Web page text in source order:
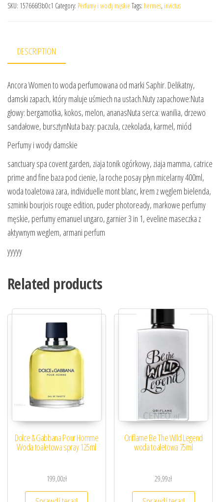
SKU: 157666f3b0c1 Category: Perfumy i wody męskie Tags: hermes, invictus
DESCRIPTION
Ancora Women to woda perfumowana od marki Saphir. Delikatny,
damski zapach, który maluje uśmiech na ustach.Nuty zapachowe:Nuta
głowy: bergamotka, kokos, melon, ananasNuta serca: wanilia, drzewo
sandałowe, bursztynNuta bazy: paczula, czekolada, karmel, miód
Perfumy i wody damskie
sanctuary spa covent garden, ziaja tonik ogórkowy, ziaja mamma, catrice
prime and fine baza pod cienie, la roche posay płyn micelarny 400ml,
woda toaletowa zara, individuelle mont blanc, krem z węglem bielenda,
szminki bourjois rouge edition, puder photoready, markowe perfumy
męskie, perfumy emanuel ungaro, garnier 3 in 1, eveline maseczka z
aktywnym weglem, armani perfum
yyyyy
Related products
Dolce & Gabbana Pour Homme
Woda toaletowa spray 125ml
199,00zł
Oriflame Be The Wild Legend
woda toaletowa 75ml
29,99zł